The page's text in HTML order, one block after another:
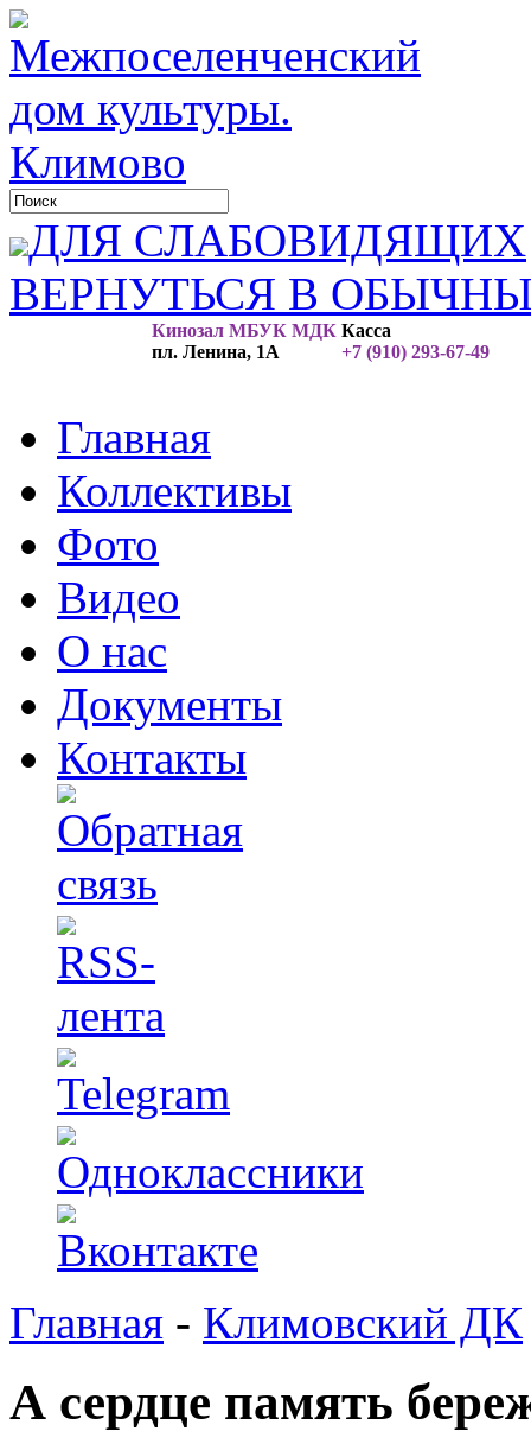
ДЛЯ СЛАБОВИДЯЩИХ
ВЕРНУТЬСЯ В
Кинозал МБУК МДК
пл. Ленина, 1А
Касса
+7 (910) 293-67-49
Главная
Коллективы
Фото
Видео
О нас
Документы
Контакты
Главная - Климовский ДК
А сердце память